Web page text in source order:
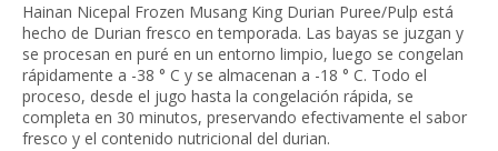
Hainan Nicepal Frozen Musang King Durian Puree/Pulp está
hecho de Durian fresco en temporada. Las bayas se juzgan y
se procesan en puré en un entorno limpio, luego se congelan
rápidamente a -38 ° C y se almacenan a -18 ° C. Todo el
proceso, desde el jugo hasta la congelación rápida, se
completa en 30 minutos, preservando efectivamente el sabor
fresco y el contenido nutricional del durian.